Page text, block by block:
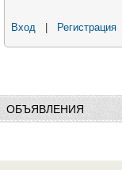
Вход Регистрация
ОБЪЯВЛЕНИЯ